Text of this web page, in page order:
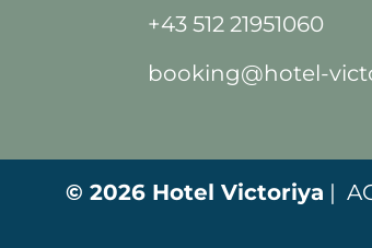
+43 512 21951060
booking@hotel-
© 2026 Hotel Victoriya |